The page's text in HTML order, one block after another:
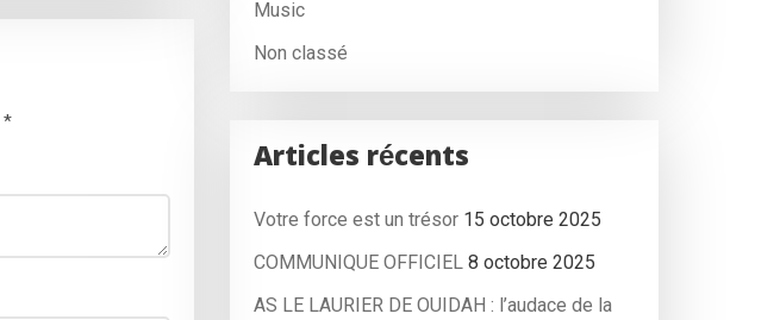
*
Music
Non classé
Articles récents
Votre force est un trésor 15 octobre 2025
COMMUNIQUE OFFICIEL 8 octobre 2025
AS LE LAURIER DE OUIDAH : l’audace de la